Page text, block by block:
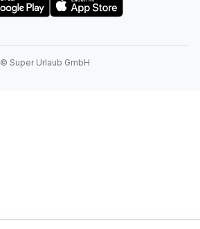
© Super Urlaub GmbH